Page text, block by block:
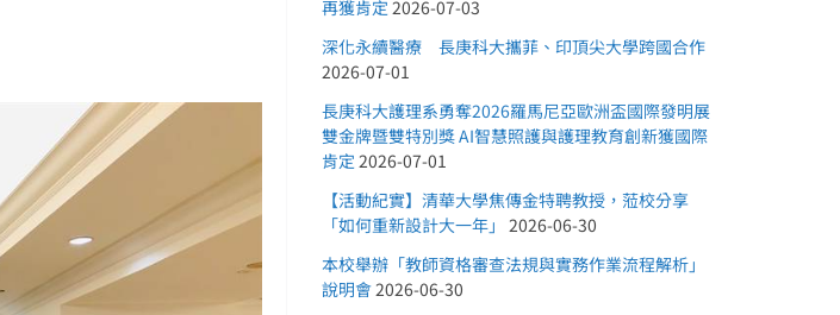
再獲肯定 2026-07-03
深化永續醫療 長庚科大攜菲、印頂尖大學跨國合作
2026-07-01
長庚科大護理系勇奪2026羅馬尼亞歐洲盃國際發明展
雙金牌暨雙特別獎 AI智慧照護與護理教育創新獲國際
肯定 2026-07-01
【活動紀實】清華大學焦傳金特聘教授，蒞校分享
「如何重新設計大一年」 2026-06-30
本校舉辦「教師資格審查法規與實務作業流程解析」
說明會2026-06-30